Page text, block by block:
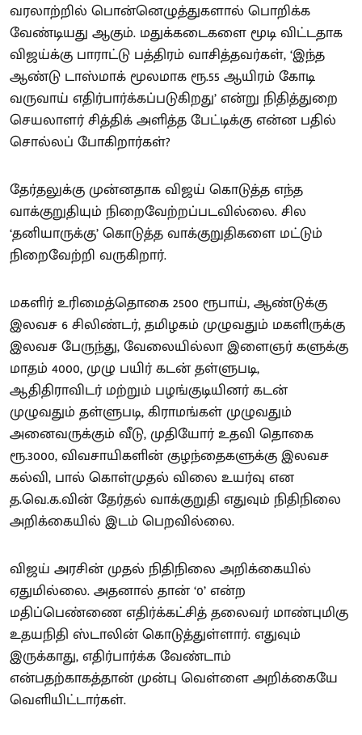
வரலாற்றில் பொன்னெழுத்துகளால் பொறிக்க
வேண்டியது ஆகும். மதுக்கடைகளை மூடி விட்டதாக
விஜய்க்கு பாராட்டு பத்திரம் வாசித்தவர்கள், ‘இந்த
ஆண்டு டாஸ்மாக் மூலமாக ரூ.55 ஆயிரம் கோடி
வருவாய் எதிர்பார்க்கப்படுகிறது’ என்று நிதித்துறை
செயலாளர் சித்திக் அளித்த பேட்டிக்கு என்ன பதில்
சொல்லப் போகிறார்கள்?
தேர்தலுக்கு முன்னதாக விஜய் கொடுத்த எந்த
வாக்குறுதியும் நிறைவேற்றப்படவில்லை. சில
‘தனியாருக்கு’ கொடுத்த வாக்குறுதிகளை மட்டும்
நிறைவேற்றி வருகிறார்.
மகளிர் உரிமைத்தொகை 2500 ரூபாய், ஆண்டுக்கு
இலவச 6 சிலிண்டர், தமிழகம் முழுவதும் மகளிருக்கு
இலவச பேருந்து, வேலையில்லா இளைஞர் களுக்கு
மாதம் 4000, முழு பயிர் கடன் தள்ளுபடி,
ஆதிதிராவிடர் மற்றும் பழங்குடியினர் கடன்
முழுவதும் தள்ளுபடி, கிராமங்கள் முழுவதும்
அனைவருக்கும் வீடு, முதியோர் உதவி தொகை
ரூ.3000, விவசாயிகளின் குழந்தைகளுக்கு இலவச
கல்வி, பால் கொள்முதல் விலை உயர்வு என
த.வெ.க.வின் தேர்தல் வாக்குறுதி எதுவும் நிதிநிலை
அறிக்கையில் இடம் பெறவில்லை.
விஜய் அரசின் முதல் நிதிநிலை அறிக்கையில்
ஏதுமில்லை. அதனால் தான் ‘0’ என்ற
மதிப்பெண்ணை எதிர்க்கட்சித் தலைவர் மாண்புமிகு
உதயநிதி ஸ்டாலின் கொடுத்துள்ளார். எதுவும்
இருக்காது, எதிர்பார்க்க வேண்டாம்
என்பதற்காகத்தான் முன்பு வெள்ளை அறிக்கையே
வெளியிட்டார்கள்.